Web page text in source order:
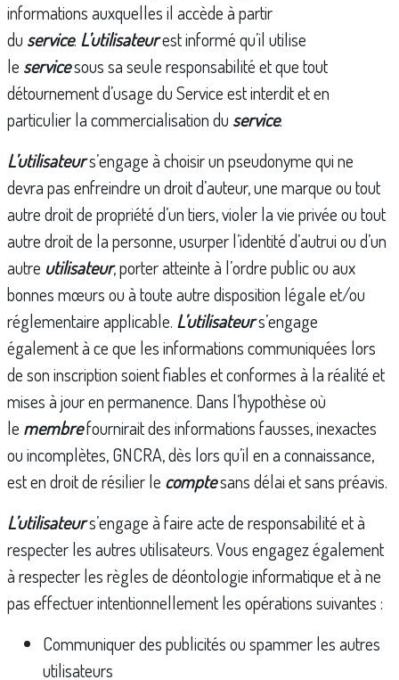
informations auxquelles il accède à partir
du service. L’utilisateurest informé qu’il utilise
le servicesous sa seule responsabilité et que tout
détournement d’usage du Service est interdit et en
particulier la commercialisation du service.
L’utilisateurs’engage à choisir un pseudonyme qui ne
devra pas enfreindre un droit d’auteur, une marque ou tout
autre droit de propriété d’un tiers, violer la vie privée ou tout
autre droit de la personne, usurper l’identité d’autrui ou d’un
autre utilisateur, porter atteinte à l’ordre public ou aux
bonnes mœurs ou à toute autre disposition légale et/ou
réglementaire applicable. L’utilisateurs’engage
également à ce que les informations communiquées lors
de son inscription soient fiables et conformes à la réalité et
mises à jour en permanence. Dans l’hypothèse où
le membrefournirait des informations fausses, inexactes
ou incomplètes, GNCRA, dès lors qu’il en a connaissance,
est en droit de résilier le comptesans délai et sans préavis.
L’utilisateurs’engage à faire acte de responsabilité et à
respecter les autres utilisateurs. Vous engagez également
à respecter les règles de déontologie informatique et à ne
pas effectuer intentionnellement les opérations suivantes :
Communiquer des publicités ou spammer les autres
utilisateurs